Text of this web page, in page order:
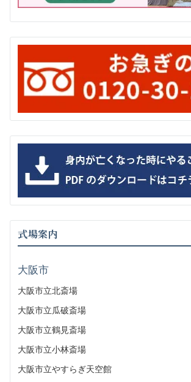
式場案内
大阪市
大阪市立北斎場
大阪市立瓜破斎場
大阪市立鶴見斎場
大阪市立小林斎場
大阪市立やすらぎ天空館